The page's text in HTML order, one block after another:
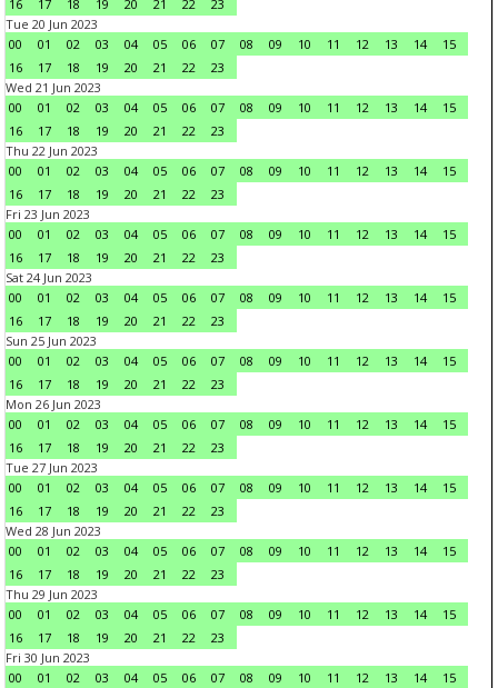
16
17 18 19 20 21 22
23
Tue 20 Jun 2023
00
01 02 03 04 05 06 07 08 09 10 11 12 13 14
15
16
17 18 19 20 21 22
23
Wed 21 Jun 2023
00
01 02 03 04 05 06 07 08 09 10 11 12 13 14
15
16
17 18 19 20 21 22
23
Thu 22 Jun 2023
00
01 02 03 04 05 06 07 08 09 10 11 12 13 14
15
16
17 18 19 20 21 22
23
Fri 23 Jun 2023
00
01 02 03 04 05 06 07 08 09 10 11 12 13 14
15
16
17 18 19 20 21 22
23
Sat 24 Jun 2023
00
01 02 03 04 05 06 07 08 09 10 11 12 13 14
15
16
17 18 19 20 21 22
23
Sun 25 Jun 2023
00
01 02 03 04 05 06 07 08 09 10 11 12 13 14
15
16
17 18 19 20 21 22
23
Mon 26 Jun 2023
00
01 02 03 04 05 06 07 08 09 10 11 12 13 14
15
16
17 18 19 20 21 22
23
Tue 27 Jun 2023
00
01 02 03 04 05 06 07 08 09 10 11 12 13 14
15
16
17 18 19 20 21 22
23
Wed 28 Jun 2023
00
01 02 03 04 05 06 07 08 09 10 11 12 13 14
15
16
17 18 19 20 21 22
23
Thu 29 Jun 2023
00
01 02 03 04 05 06 07 08 09 10 11 12 13 14
15
16
17 18 19 20 21 22
23
Fri 30 Jun 2023
00
01 02 03 04 05 06 07 08 09 10 11 12 13 14
15